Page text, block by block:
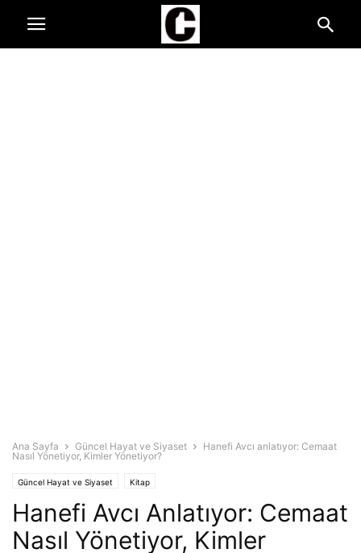
Ana Sayfa Güncel Hayat ve Siyaset
Hanefi Avcı anlatıyor: Cemaat
Nasıl Yönetiyor, Kimler Yönetiyor?
Güncel Hayat ve Siyaset Kitap
Hanefi Avcı Anlatıyor: Cemaat
Nasıl Yönetiyor, Kimler